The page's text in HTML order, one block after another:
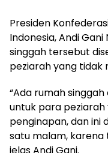
Presiden
Indonesia, Andi
singgah tersebut
peziarah yang tidak
“Ada rumah
untuk para
penginapan, dan ini
satu malam,
jelas Andi Gani.